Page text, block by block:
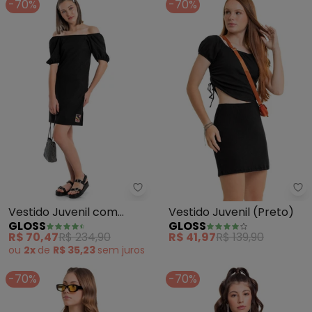
-70%
Gloss - Vestido Juvenil com
Vestido Juvenil com
Manga Bufante (Preto)
GLOSS
R$ 70,47R$ 234,90
ou 2x de R$ 35,23 sem juros
-70%
Vestido Juvenil (Preto)
GLOSS
R$ 41,97R$ 139,90
-70% -70%